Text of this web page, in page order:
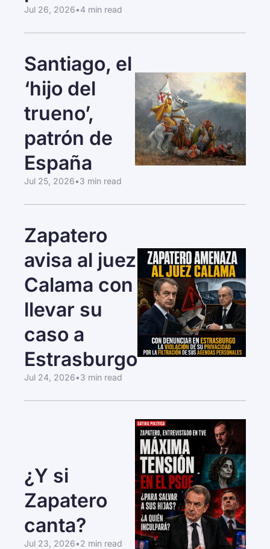
Jul 26, 2026•4 min read
Santiago, el
‘hijo del
trueno’,
patrón de
España
Jul 25, 2026•3 min read
Zapatero
avisa al juez
Calama con
llevar su
caso a
Estrasburgo
Jul 24, 2026•3 min read
¿Y si
Zapatero
canta?
Jul 23, 2026•2 min read